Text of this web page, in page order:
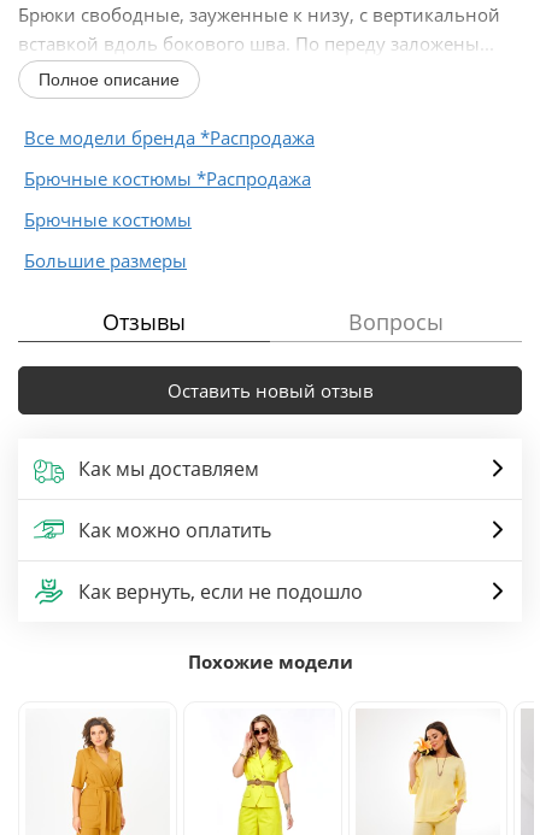
Брюки свободные, зауженные к низу, с вертикальной
вставкой вдоль бокового шва. По переду заложены...
Полное описание
Все модели бренда *Распродажа
Брючные костюмы *Распродажа
Брючные костюмы
Большие размеры
Отзывы Вопросы
Оставить новый отзыв
Как мы доставляем
Как можно оплатить
Как вернуть, если не подошло
Похожие модели